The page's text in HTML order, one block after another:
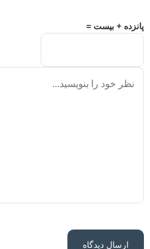
پانزده + بیست =